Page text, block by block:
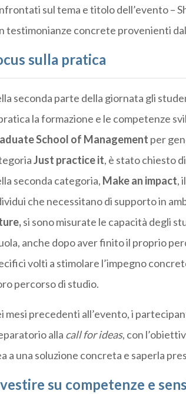
sul tema e titolo dell’evento –
testimonianze concrete provenienti
sulla pratica
seconda parte della giornata gli
la formazione e le competenze
School of Management per
Just practice it, è stato chiesto
seconda categoria, Make an impact,
che necessitano di supporto in
si sono misurate le capacità degli
anche dopo aver finito il proprio
volti a stimolare l’impegno
percorso di studio.
mesi precedenti all’evento, i
alla call for ideas, con
a una soluzione concreta e saperla
su competenze e